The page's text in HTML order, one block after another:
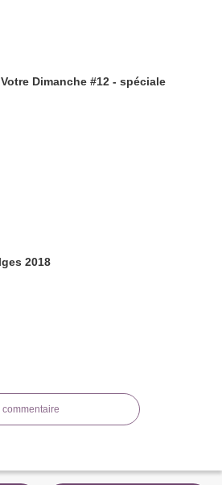
Dimanche #12 - spéciale
2018